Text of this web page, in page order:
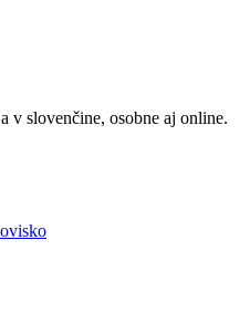
v slovenčine, osobne aj online.